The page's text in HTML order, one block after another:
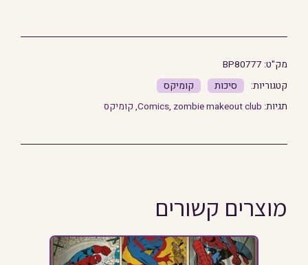
מק"ט: BP80777
סיכות קומיקס
תגיות: Comics, zombie makeout club
, קומיקס
מוצרים קשורים